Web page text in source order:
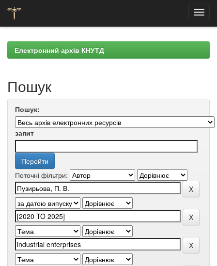
navigationЕлектронний архів КНУТД
Пошук
Пошук:
запит
Поточні фільтри: